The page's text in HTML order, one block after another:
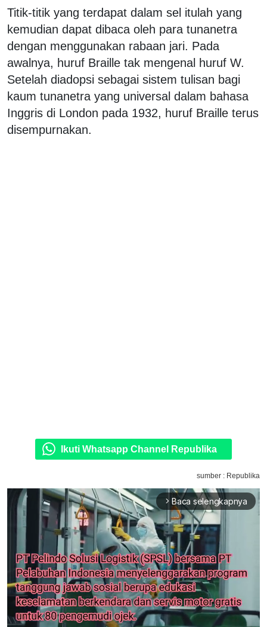
Titik-titik yang terdapat dalam sel itulah yang
kemudian dapat dibaca oleh para tunanetra
dengan menggunakan rabaan jari. Pada
awalnya, huruf Braille tak mengenal huruf W.
Setelah diadopsi sebagai sistem tulisan bagi
kaum tunanetra yang universal dalam bahasa
Inggris di London pada 1932, huruf Braille terus
disempurnakan.
Ikuti Whatsapp Channel Republika
sumber : Republika
arrow_forward_ios Baca selengkapnya